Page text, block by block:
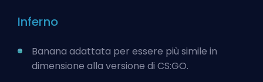
Inferno
Banana adattata per essere più simile in
dimensione alla versione di CS:GO.